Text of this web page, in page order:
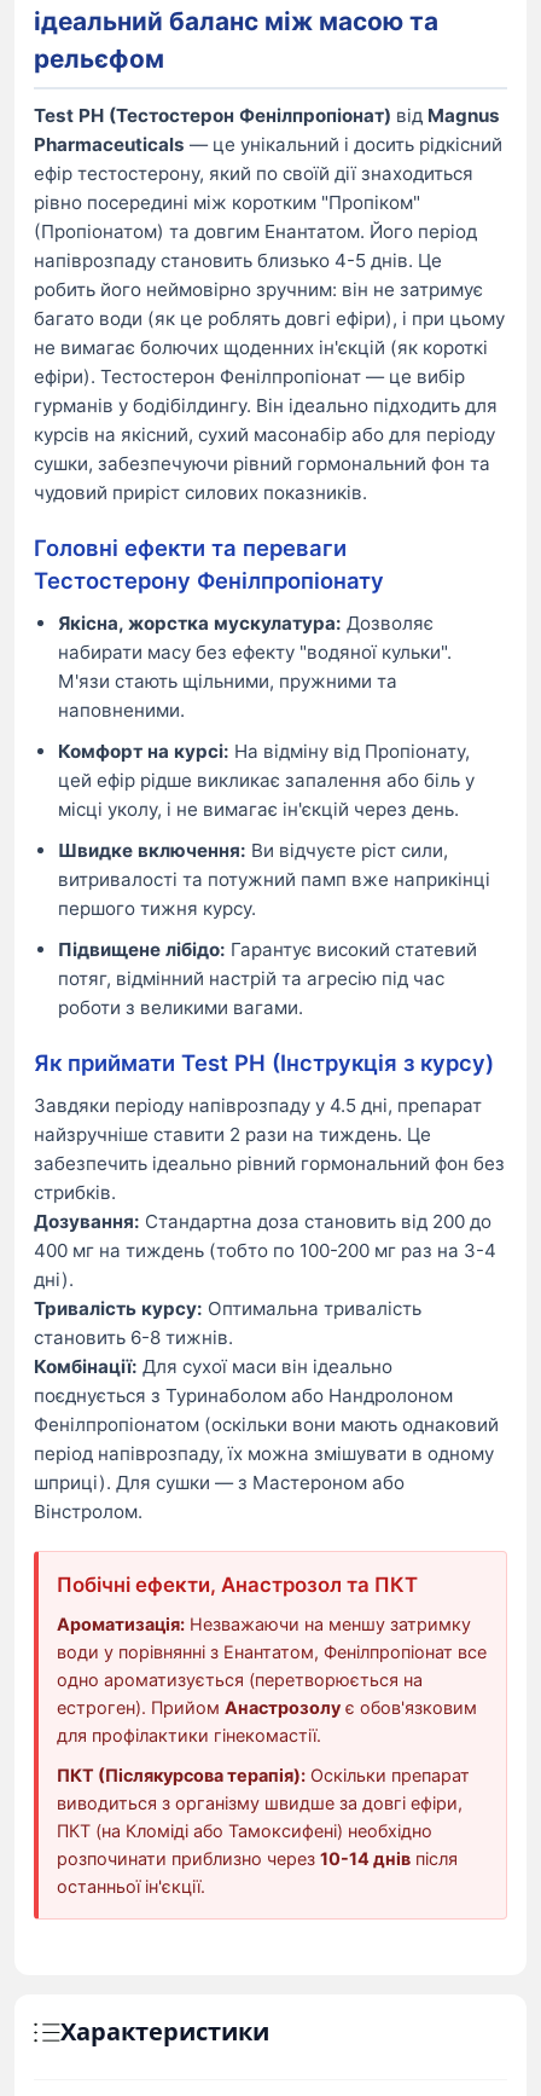
ідеальний баланс між масою та
рельєфом
Test PH (Тестостерон Фенілпропіонат) від Magnus
Pharmaceuticals — це унікальний і досить рідкісний
ефір тестостерону, який по своїй дії знаходиться
рівно посередині між коротким "Пропіком"
(Пропіонатом) та довгим Енантатом. Його період
напіврозпаду становить близько 4-5 днів. Це
робить його неймовірно зручним: він не затримує
багато води (як це роблять довгі ефіри), і при цьому
не вимагає болючих щоденних ін'єкцій (як короткі
ефіри). Тестостерон Фенілпропіонат — це вибір
гурманів у бодібілдингу. Він ідеально підходить для
курсів на якісний, сухий масонабір або для періоду
сушки, забезпечуючи рівний гормональний фон та
чудовий приріст силових показників.
Головні ефекти та переваги
Тестостерону Фенілпропіонату
Якісна, жорстка мускулатура: Дозволяє
набирати масу без ефекту "водяної кульки".
М'язи стають щільними, пружними та
наповненими.
Комфорт на курсі: На відміну від Пропіонату,
цей ефір рідше викликає запалення або біль у
місці уколу, і не вимагає ін'єкцій через день.
Швидке включення: Ви відчуєте ріст сили,
витривалості та потужний памп вже наприкінці
першого тижня курсу.
Підвищене лібідо: Гарантує високий статевий
потяг, відмінний настрій та агресію під час
роботи з великими вагами.
Як приймати Test PH (Інструкція з курсу)
Завдяки періоду напіврозпаду у 4.5 дні, препарат
найзручніше ставити 2 рази на тиждень. Це
забезпечить ідеально рівний гормональний фон без
стрибків.
Дозування: Стандартна доза становить від 200 до
400 мг на тиждень (тобто по 100-200 мг раз на 3-4
дні).
Тривалість курсу: Оптимальна тривалість
становить 6-8 тижнів.
Комбінації: Для сухої маси він ідеально
поєднується з Туринаболом або Нандролоном
Фенілпропіонатом (оскільки вони мають однаковий
період напіврозпаду, їх можна змішувати в одному
шприці). Для сушки — з Мастероном або
Вінстролом.
Побічні ефекти, Анастрозол та ПКТ
Ароматизація: Незважаючи на меншу затримку
води у порівнянні з Енантатом, Фенілпропіонат все
одно ароматизується (перетворюється на
естроген). Прийом Анастрозолу є обов'язковим
для профілактики гінекомастії.
ПКТ (Післякурсова терапія): Оскільки препарат
виводиться з організму швидше за довгі ефіри,
ПКТ (на Кломіді або Тамоксифені) необхідно
розпочинати приблизно через 10-14 днів після
останньої ін'єкції.
Характеристики